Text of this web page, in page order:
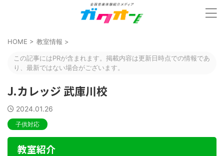
HOME > 教室情報 >
この記事にはPRが含まれます。掲載内容は更新日時点での情報であ
り、最新ではない場合がございます。
J.カレッジ 武庫川校
2024.01.26
子供対応
教室紹介